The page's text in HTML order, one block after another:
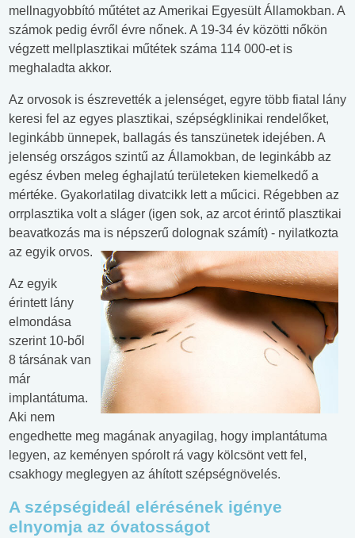
mellnagyobbító műtétet az Amerikai Egyesült Államokban. A
számok pedig évről évre nőnek. A 19-34 év közötti nőkön
végzett mellplasztikai műtétek száma 114 000-et is
meghaladta akkor.
Az orvosok is észrevették a jelenséget, egyre több fiatal lány
keresi fel az egyes plasztikai, szépségklinikai rendelőket,
leginkább ünnepek, ballagás és tanszünetek idejében. A
jelenség országos szintű az Államokban, de leginkább az
egész évben meleg éghajlatú területeken kiemelkedő a
mértéke. Gyakorlatilag divatcikk lett a műcici. Régebben az
orrplasztika volt a sláger (igen sok, az arcot érintő plasztikai
beavatkozás ma is népszerű dolognak számít) - nyilatkozta
az egyik orvos.
Az egyik
érintett lány
elmondása
szerint 10-ből
8 társának van
már
implantátuma.
Aki nem
engedhette meg magának anyagilag, hogy implantátuma
legyen, az keményen spórolt rá vagy kölcsönt vett fel,
csakhogy meglegyen az áhított szépségnövelés.
A szépségideál elérésének igénye
elnyomja az óvatosságot